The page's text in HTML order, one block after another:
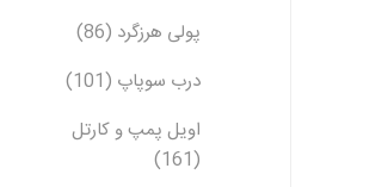
پولی هرزگرد (86)
درب سوپاپ (101)
اویل پمپ و کارتل
(161)